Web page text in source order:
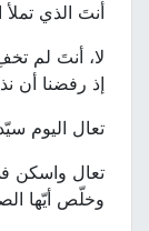
أنتَ الذي
لا، أنتَ لم
إذ رفضنا أن
تعال اليوم
تعال واسكن
وخلّص أيّها